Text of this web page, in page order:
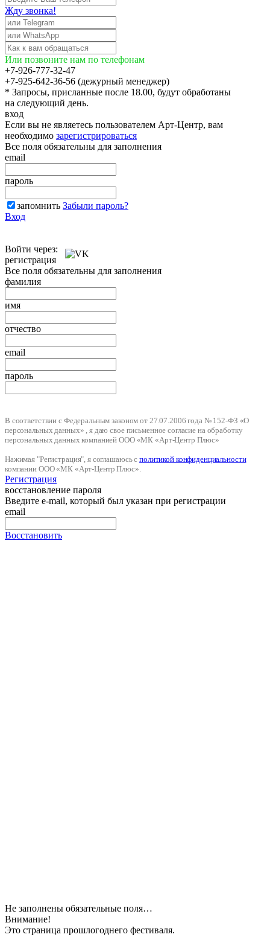
Жду звонка!
Или позвоните нам по телефонам
+7-926-777-32-47
+7-925-642-36-56 (дежурный менеджер)
* Запросы, присланные после 18.00, будут обработаны
на следующий день.
вход
Если вы не являетесь пользователем Арт-Центр, вам
необходимо зарегистрироваться
Все поля обязательны для заполнения
email
пароль
запомнить Забыли пароль?
Вход
Войти через:
регистрация
Все поля обязательны для заполнения
фамилия
имя
отчество
email
пароль
В соответствии с Федеральным законом от 27.07.2006 года № 152-ФЗ «О
персональных данных» , я даю свое письменное согласие на обработку
персональных данных компанией ООО «МК «Арт-Центр Плюс»
Нажимая "Регистрация", я соглашаюсь сполитикой конфиденциальности
компании ООО «МК «Арт-Центр Плюс».
Регистрация
восстановление пароля
Введите e-mail, который был указан при регистрации
email
Восстановить
Не заполнены обязательные поля…
Внимание!
Это страница прошлогоднего фестиваля.